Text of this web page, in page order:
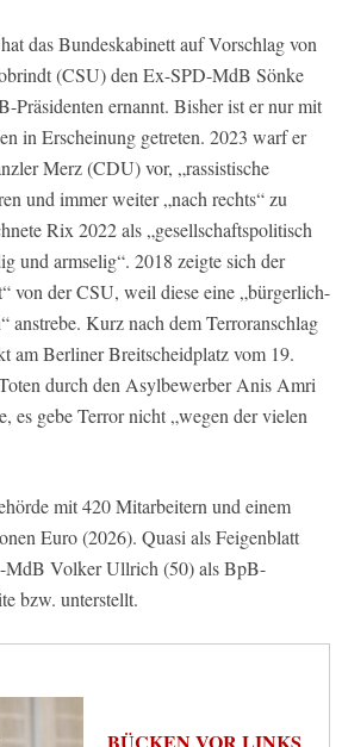
das Bundeskabinett auf Vorschlag von
(CSU) den Ex-SPD-MdB Sönke
Präsidenten ernannt. Bisher ist er nur mit
in Erscheinung getreten. 2023 warf er
Merz (CDU) vor, „rassistische
und immer weiter „nach rechts“ zu
Rix 2022 als „gesellschaftspolitisch
und armselig“. 2018 zeigte sich der
von der CSU, weil diese eine „bürgerlich-
anstrebe. Kurz nach dem Terroranschlag
am Berliner Breitscheidplatz vom 19.
durch den Asylbewerber Anis Amri
es gebe Terror nicht „wegen der vielen
mit 420 Mitarbeitern und einem
Euro (2026). Quasi als Feigenblatt
MdB Volker Ullrich (50) als BpB-
bzw. unterstellt.